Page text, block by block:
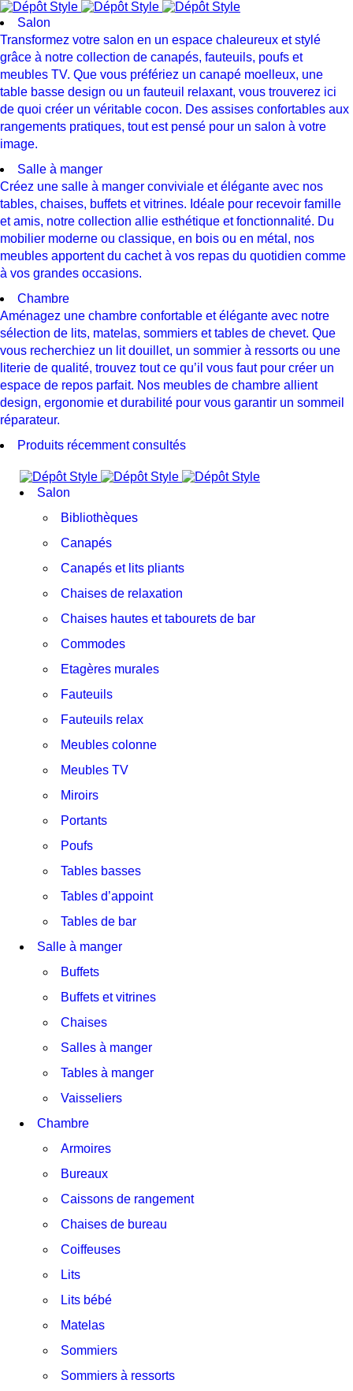
Salon
Transformez votre salon en un espace chaleureux et stylé
grâce à notre collection de canapés, fauteuils, poufs et
meubles TV. Que vous préfériez un canapé moelleux, une
table basse design ou un fauteuil relaxant, vous trouverez ici
de quoi créer un véritable cocon. Des assises confortables aux
rangements pratiques, tout est pensé pour un salon à votre
image.
Salle à manger
Créez une salle à manger conviviale et élégante avec nos
tables, chaises, buffets et vitrines. Idéale pour recevoir famille
et amis, notre collection allie esthétique et fonctionnalité. Du
mobilier moderne ou classique, en bois ou en métal, nos
meubles apportent du cachet à vos repas du quotidien comme
à vos grandes occasions.
Chambre
Aménagez une chambre confortable et élégante avec notre
sélection de lits, matelas, sommiers et tables de chevet. Que
vous recherchiez un lit douillet, un sommier à ressorts ou une
literie de qualité, trouvez tout ce qu’il vous faut pour créer un
espace de repos parfait. Nos meubles de chambre allient
design, ergonomie et durabilité pour vous garantir un sommeil
réparateur.
Produits récemment consultés
Salon
Bibliothèques
Canapés
Canapés et lits pliants
Chaises de relaxation
Chaises hautes et tabourets de bar
Commodes
Etagères murales
Fauteuils
Fauteuils relax
Meubles colonne
Meubles TV
Miroirs
Portants
Poufs
Tables basses
Tables d’appoint
Tables de bar
Salle à manger
Buffets
Buffets et vitrines
Chaises
Salles à manger
Tables à manger
Vaisseliers
Chambre
Armoires
Bureaux
Caissons de rangement
Chaises de bureau
Coiffeuses
Lits
Lits bébé
Matelas
Sommiers
Sommiers à ressorts